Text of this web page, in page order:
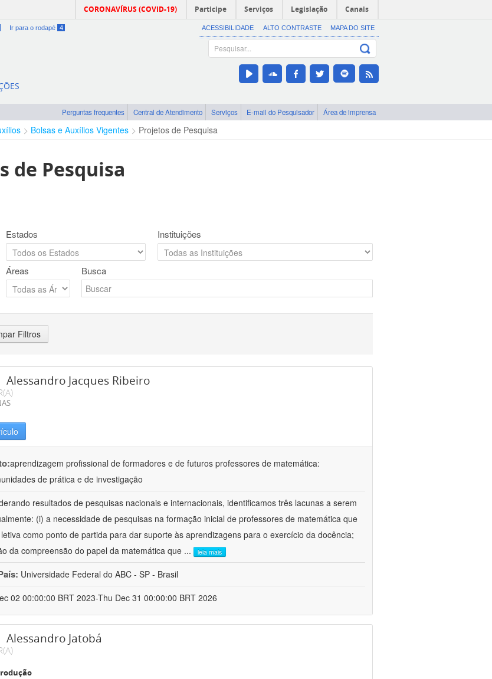
CORONAVÍRUS (COVID-19) Participe Serviços Legislação Canais
Ir para o rodapé 4 ACESSIBILIDADE ALTO CONTRASTE MAPA DO SITE
Perguntas frequentes Central de Atendimento Serviços E-mail do Pesquisador Área de imprensa
Bolsas e Auxílios Vigentes Projetos de Pesquisa
de Pesquisa
Estados Instituições
Áreas Busca
Filtros
Alessandro Jacques Ribeiro
aprendizagem profissional de formadores e de futuros professores de matemática:
de prática e de investigação
resultados de pesquisas nacionais e internacionais, identificamos três lacunas a serem
(i) a necessidade de pesquisas na formação inicial de professores de matemática que
como ponto de partida para dar suporte às aprendizagens para o exercício da docência;
da compreensão do papel da matemática que ... leia mais
Universidade Federal do ABC - SP - Brasil
02 00:00:00 BRT 2023-Thu Dec 31 00:00:00 BRT 2026
Alessandro Jatobá